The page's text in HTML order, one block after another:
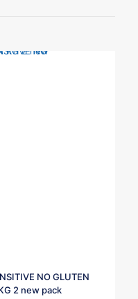
NO GLUTEN
2 new pack